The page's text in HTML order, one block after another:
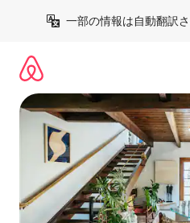
一部の情報は自動翻訳さ